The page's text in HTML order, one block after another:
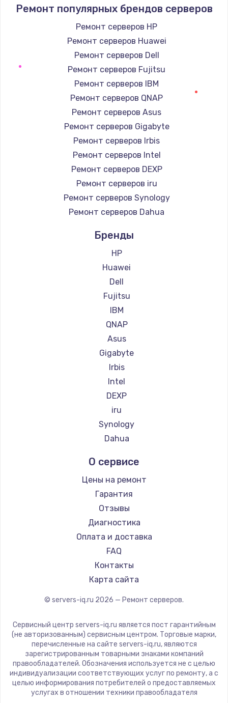
Восстановление данных
Заказать
Замена динамика
от 1500 руб.
Заказать
Замена процессора
от 1800 руб.
Заказать
Замена кнопки включения
от 2150 руб.
Заказать
Замена петель
Заказать
от 1290 руб.
Заказать
от 250 руб.
Заказать
Замена видеокарты
от 2100 руб.
Заказать
Замена тачпада
Заказать
Заказать
Замена шлейфа матрицы
от 1130 руб.
Заказать
Ремонт цепей питания
от 3000 руб.
Заказать
Замена звуковой карты
Ремонт популярных брендов серверов
Ремонт серверов HP
Ремонт серверов Huawei
Ремонт серверов Dell
Ремонт серверов Fujitsu
Ремонт серверов IBM
Ремонт серверов QNAP
Ремонт серверов Asus
Ремонт серверов Gigabyte
Ремонт серверов Irbis
Ремонт серверов Intel
Ремонт серверов DEXP
Ремонт серверов iru
Ремонт серверов Synology
Ремонт серверов Dahua
Бренды
HP
Huawei
Dell
Fujitsu
IBM
QNAP
Asus
Gigabyte
Irbis
Intel
DEXP
iru
Synology
Dahua
О сервисе
Цены на ремонт
Гарантия
Отзывы
Диагностика
Оплата и доставка
FAQ
Контакты
Карта сайта
© servers-iq.ru 2026 — Ремонт серверов.
Сервисный центр servers-iq.ru является пост гарантийным
(не авторизованным) сервисным центром. Торговые марки,
перечисленные на сайте servers-iq.ru, являются
зарегистрированным товарными знаками компаний
правообладателей. Обозначения используется не с целью
индивидуализации соответствующих услуг по ремонту, а с
целью информирования потребителей о предоставляемых
услугах в отношении техники правообладателя